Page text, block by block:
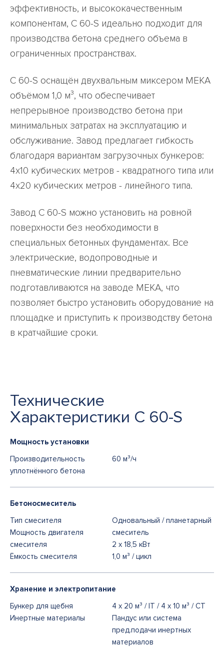
эффективность, и высококачественным
компонентам, C 60-S идеально подходит для
производства бетона среднего объема в
ограниченных пространствах.
C 60-S оснащён двухвальным миксером MEKA
объёмом 1,0 м³, что обеспечивает
непрерывное производство бетона при
минимальных затратах на эксплуатацию и
обслуживание. Завод предлагает гибкость
благодаря вариантам загрузочных бункеров:
4x10 кубических метров - квадратного типа или
4x20 кубических метров - линейного типа.
Завод C 60-S можно установить на ровной
поверхности без необходимости в
специальных бетонных фундаментах. Все
электрические, водопроводные и
пневматические линии предварительно
подготавливаются на заводе MEKA, что
позволяет быстро установить оборудование на
площадке и приступить к производству бетона
в кратчайшие сроки.
Технические
Характеристики C 60-S
Мощность установки
Производительность
уплотнённого бетона
60 м³/ч
Бетоносмеситель
Тип смесителя
Мощность двигателя
смесителя
Ёмкость смесителя
Одновальный / планетарный
смеситель
2 x 18,5 кВт
1,0 м³ / цикл
Хранение и электропитание
Бункер для щебня
Инертные материалы
4 x 20 м³ / IT / 4 x 10 м³ / CT
Пандус или система
пред.подачи инертных
материалов